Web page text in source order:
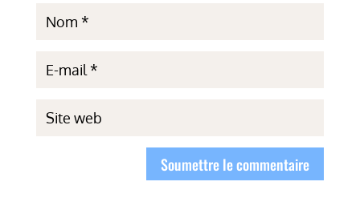
Soumettre le commentaire